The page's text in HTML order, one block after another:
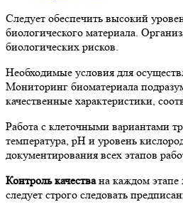
Следует обеспечить высокий
биологического материала.
биологических рисков.
Необходимые условия для
Мониторинг биоматериала
качественные характеристики,
Работа с клеточными вариантами
температура, pH и уровень
документирования всех этапов
Контроль качествана каждом этапе
следует строго следовать